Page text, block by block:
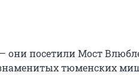
они посетили Мост
тюменских